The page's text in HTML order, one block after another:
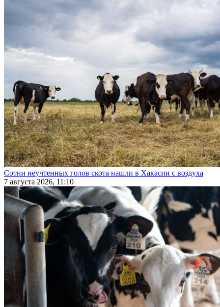
Сотни неучтенных голов скота нашли в Хакасии с воздуха
7 августа 2026, 11:10